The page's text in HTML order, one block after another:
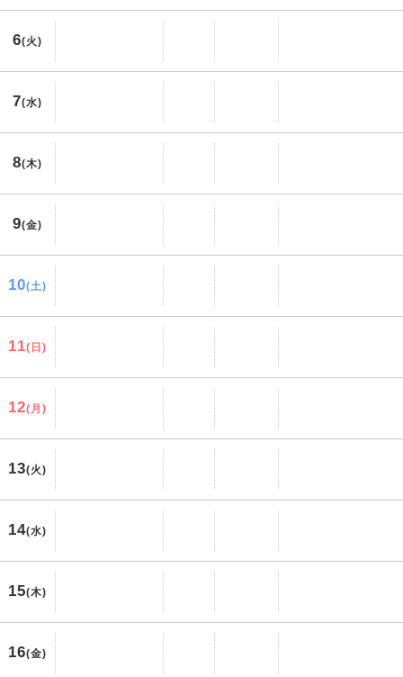
6(火)
7(水)
8(木)
9(金)
10(土)
11(日)
12(月)
13(火)
14(水)
15(木)
16(金)